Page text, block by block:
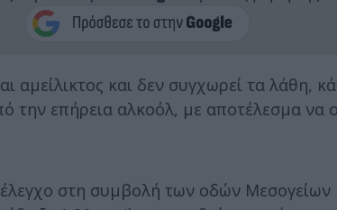
αμείλικτος και δεν συγχωρεί τα λάθη,
την επήρεια αλκοόλ, με αποτέλεσμα να
στη συμβολή των οδών